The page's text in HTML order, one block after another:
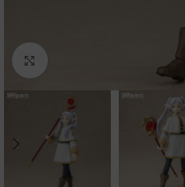
Clic para ampliar